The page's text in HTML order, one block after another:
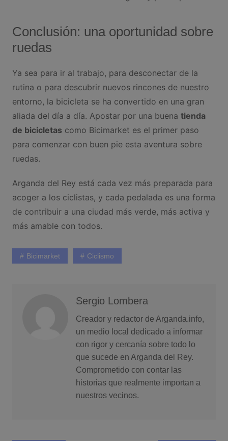
Conclusión: una oportunidad sobre
ruedas
Ya sea para ir al trabajo, para desconectar de la
rutina o para descubrir nuevos rincones de nuestro
entorno, la bicicleta se ha convertido en una gran
aliada del día a día. Apostar por una buena tienda
de bicicletascomo Bicimarket es el primer paso
para comenzar con buen pie esta aventura sobre
ruedas.
Arganda del Rey está cada vez más preparada para
acoger a los ciclistas, y cada pedalada es una forma
de contribuir a una ciudad más verde, más activa y
más amable con todos.
Bicimarket Ciclismo
Sergio Lombera
Creador y redactor de Arganda.info,
un medio local dedicado a informar
con rigor y cercanía sobre todo lo
que sucede en Arganda del Rey.
Comprometido con contar las
historias que realmente importan a
nuestros vecinos.